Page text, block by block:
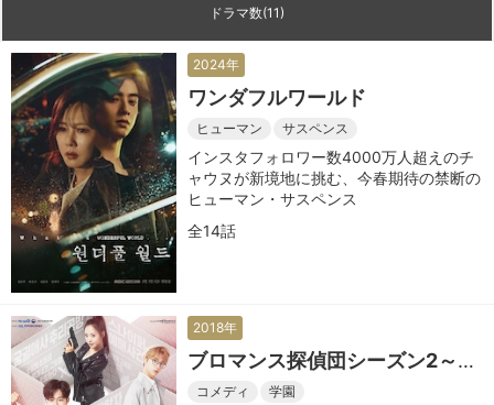
ドラマ数(11)
2024年
ワンダフルワールド
ヒューマン サスペンス
インスタフォロワー数4000万人超えのチ
ャウヌが新境地に挑む、今春期待の禁断の
ヒューマン・サスペンス
全14話
2018年
ブロマンス探偵団シーズン2～君
は最高のパートナー～
コメディ 学園